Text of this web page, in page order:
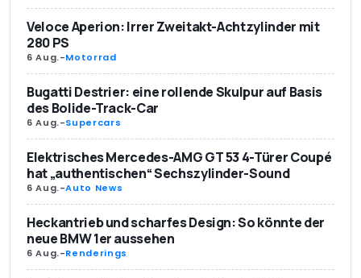
Veloce Aperion: Irrer Zweitakt-Achtzylinder mit
280 PS
6 Aug.-Motorrad
Bugatti Destrier: eine rollende Skulpur auf Basis
des Bolide-Track-Car
6 Aug.-Supercars
Elektrisches Mercedes-AMG GT 53 4-Türer Coupé
hat „authentischen“ Sechszylinder-Sound
6 Aug.-Auto News
Heckantrieb und scharfes Design: So könnte der
neue BMW 1er aussehen
6 Aug.-Renderings